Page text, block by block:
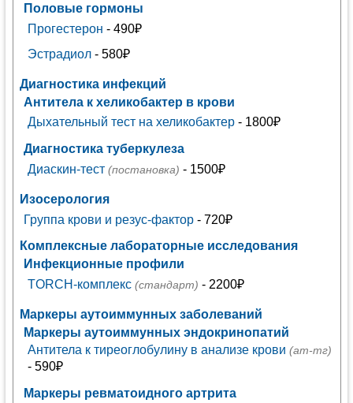
Половые гормоны
Прогестерон - 490₽
Эстрадиол- 580₽
Диагностика инфекций
Антитела к хеликобактер в крови
Дыхательный тест на хеликобактер- 1800₽
Диагностика туберкулеза
Диаскин-тест (постановка) - 1500₽
Изосерология
Группа крови и резус-фактор - 720₽
Комплексные лабораторные исследования
Инфекционные профили
TORCH-комплекс (стандарт) - 2200₽
Маркеры аутоиммунных заболеваний
Маркеры аутоиммунных эндокринопатий
Антитела к тиреоглобулину в анализе крови (ат-тг)
- 590₽
Маркеры ревматоидного артрита